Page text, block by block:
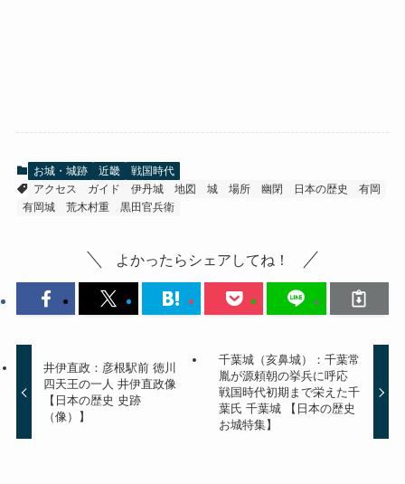
お城・城跡 近畿
戦国時代
アクセス
ガイド 伊丹城 地図 城 場所 幽閉 日本の歴史
有岡
有岡城
荒木村重 黒田官兵衛
よかったらシェアしてね！
井伊直政：彦根駅前 徳川
四天王の一人 井伊直政像
【日本の歴史 史跡
（像）】
千葉城（亥鼻城）：千葉常
胤が源頼朝の挙兵に呼応
戦国時代初期まで栄えた千
葉氏 千葉城 【日本の歴史
お城特集】